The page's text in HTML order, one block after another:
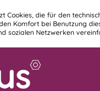
Cookies, die für den
Komfort bei Benutzung
sozialen Netzwerken